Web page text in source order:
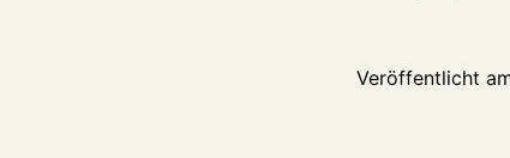
Veröffentlicht